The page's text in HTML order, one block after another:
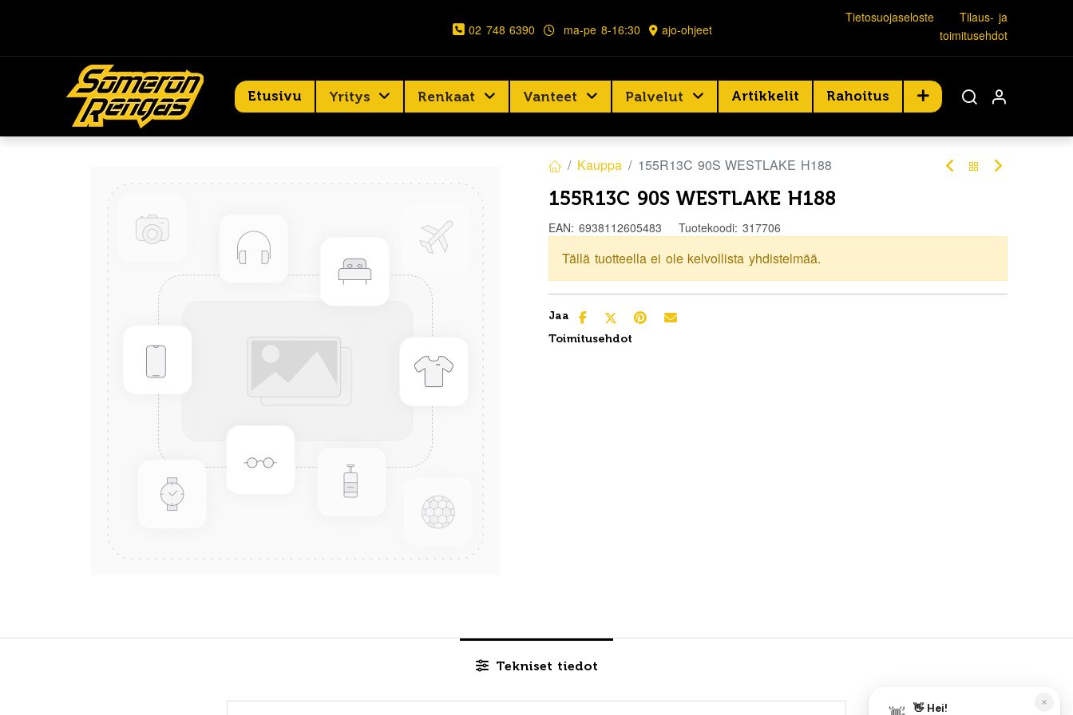
02 748 6390 ma-pe 8-16:30 ajo-ohjeet
Tietosuojaseloste
Tilaus- ja
toimitusehdot
Etusivu Yritys Renkaat Vanteet Palvelut Artikkelit Rahoitus
Kauppa 155R13C 90S WESTLAKE H188
155R13C 90S WESTLAKE H188
EAN: 6938112605483 Tuotekoodi: 317706
Tällä tuotteella ei ole kelvollista yhdistelmää.
Jaa
Toimitusehdot
Tekniset tiedot